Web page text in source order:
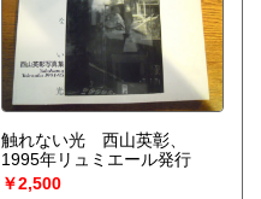
地だった光州市を中心に発生
した市民による軍事政権に対
する民主化要求の蜂起であ
る。第二次大戦後の1948年
韓国建国以降に発生した済州
島四・三事件や保導連盟事件
国軍による多数の自国民殺害
を伴う3つの事件の一つであ
る。韓国軍による一斉射撃な
触れない光 西山英彰、
1995年リュミエール発行
￥2,500